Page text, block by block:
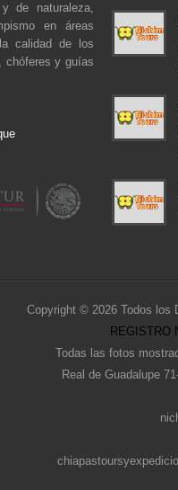
de naturaleza,
en áreas
calidad de los
chóferes y guías
Copyright © 2026 Todos los
REGISTRO
Todas las fotos
Real de Guadalupe